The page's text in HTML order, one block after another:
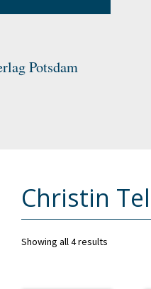
Potsdam
Christin
Showing all 4 results